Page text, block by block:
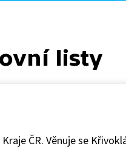
listy
ČR. Věnuje se